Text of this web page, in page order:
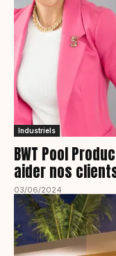
Industriels
BWT Pool
aider nos
03/06/2024